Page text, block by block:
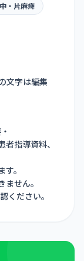
・片麻痺
文字は編集
指導資料、
。
せん。
ください。